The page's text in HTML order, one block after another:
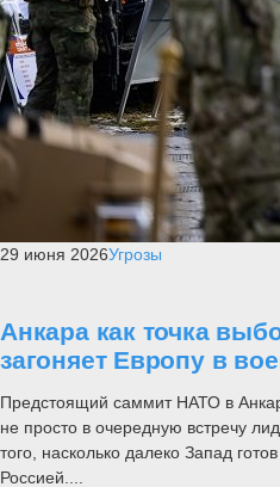
29 июня 2026Угрозы
Анкара как точка
загоняет Европу в
Предстоящий саммит НАТО в
не просто в очередную встречу
того, насколько далеко Запад
Россией....